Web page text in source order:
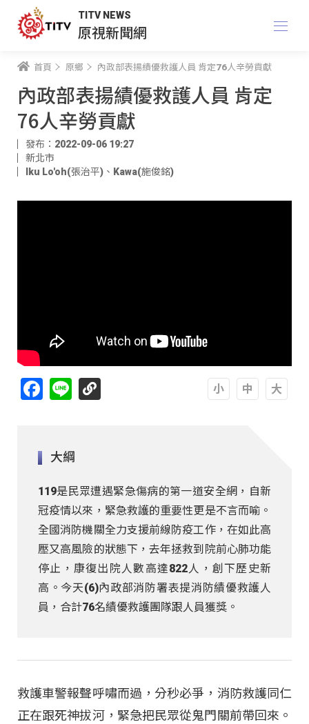
TITV NEWS
原視新聞網
首頁 原鄉 內政部表揚績優救護人員 肯定76人辛勞貢獻
內政部表揚績優救護人員 肯定
76人辛勞貢獻
發布：2022-09-06 19:27
新北市
Iku Lo'oh(張治平) 、 Kawa(施俊銘)
Facebook
Line
大綱
119是民眾遭遇緊急傷病的第一道安全網，自新
冠疫情以來，緊急救護的重要性更是不言而喻。
全國消防機關全力支援前線防疫工作，在如此高
壓又高風險的狀態下，去年拯救到院前心肺功能
停止，康復出院人數高達822人，創下歷史新
高。今天(6)內政部消防署表提消防績優救護人
員，合計76名績優救護團隊跟人員獲獎。
救護車警報聲呼嘯而過，分秒必爭，消防救護同仁
正在跟死神拔河，緊急把民眾從鬼門關前帶回來。